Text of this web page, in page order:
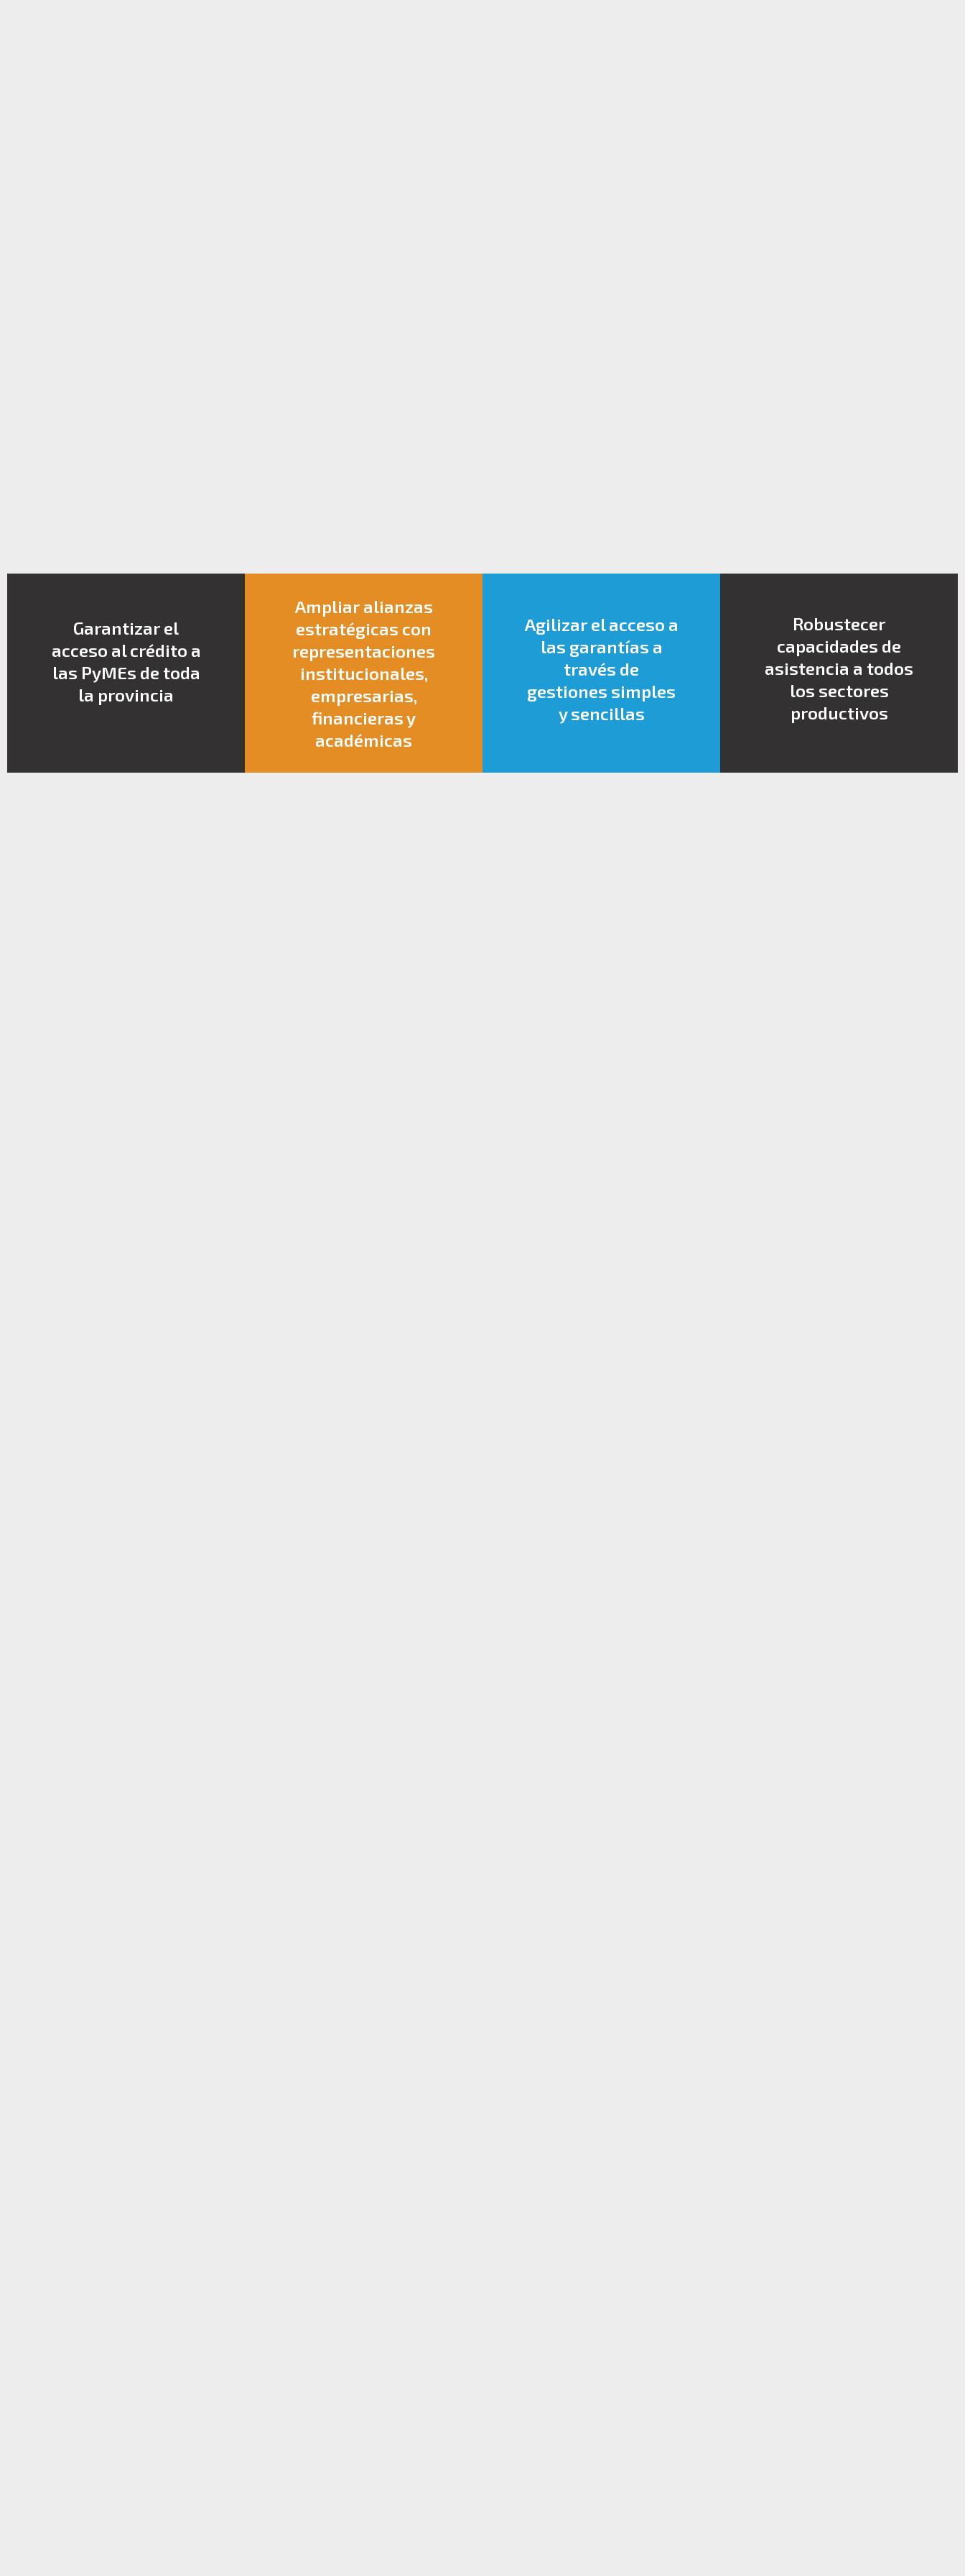
Garantizar el
acceso al crédito a
las PyMEs de toda
la provincia
Ampliar alianzas
estratégicas con
representaciones
institucionales,
empresarias,
financieras y
académicas
Agilizar el acceso a
las garantías a
través de
gestiones simples
y sencillas
Robustecer
capacidades de
asistencia a todos
los sectores
productivos